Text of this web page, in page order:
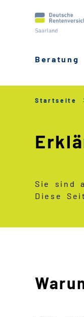
Beratung
Startseite
Sie sind
Diese